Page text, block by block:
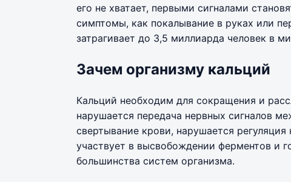
его не хватает, первыми сигналами
симптомы, как покалывание в руках или
затрагивает до 3,5 миллиарда человек в
Зачем организму кальций
Кальций необходим для сокращения и
нарушается передача нервных сигналов
свертывание крови, нарушается
участвует в высвобождении ферментов и
большинства систем организма.